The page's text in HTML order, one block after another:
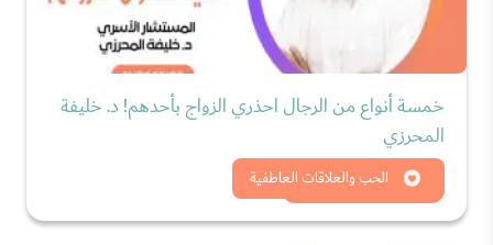
الحب والعلاقات العاطفية
خمسة أنواع من الرجال احذري الزواج بأحدهم! د. خليفة
المحرزي
شاهد الان